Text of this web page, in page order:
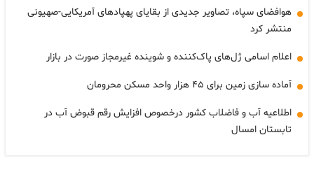
هوافضای سپاه، تصاویر جدیدی از بقایای پهپادهای آمریکایی-صهیونی
منتشر کرد
اعلام اسامی ژل‌های پاک‌کننده و شوینده غیرمجاز صورت در بازار
آماده سازی زمین برای ۴۵ هزار واحد مسکن محرومان
اطلاعیه آب و فاضلاب کشور درخصوص افزایش رقم قبوض آب در
تابستان امسال